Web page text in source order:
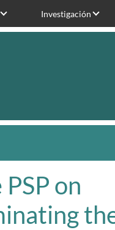
Investigación
on